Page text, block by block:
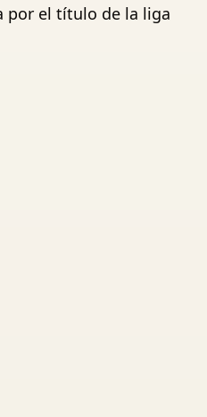
por el título de la liga